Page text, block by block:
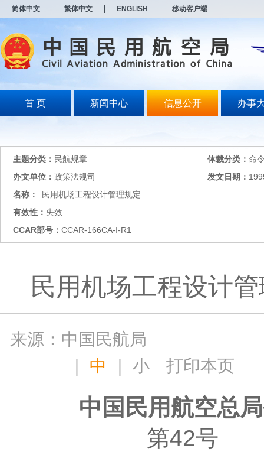
简体中文 繁体中文 ENGLISH 移动客户端
首 页 新闻中心 信息公开 办事
主题分类： 民航规章 体裁分类： 命
办文单位： 政策法规司 发文日期：
名称：
民用机场工程设计管理规定
有效性： 失效
CCAR部号： CCAR-166CA-I-R1
民用机场工程设计
来源：中国民航局
｜ 中 ｜小 打印本页
中国民用航空总
第42号
打
开
无
障
说